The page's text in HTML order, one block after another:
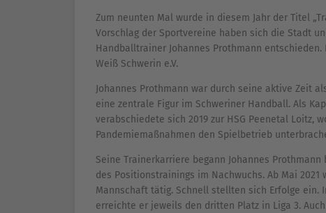
Zum neunten Mal wurde in diesem Jahr der Titel
Vorschlag der Sportvereine haben sich die Stadt
Handballtrainer Johannes Prothmann
Weiß Schwerin e.V.
Johannes Prothmann war durch seine aktive Zeit
eine zentrale Figur im Schweriner Handball. Als
verabschiedete sich 2019 zur HSG Peenetal Loitz,
Pandemiemaßnahmen den Spielbetrieb
Seine Trainerkarriere begann Johannes
des Positionstrainings im Nachwuchs. Ab Mai
Mannschaft tätig. Schnell stellten sich Erfolge ein.
erreichte er jeweils den dritten Platz in Liga 3.